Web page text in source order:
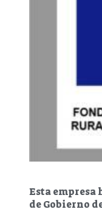
Esta
de Gobierno